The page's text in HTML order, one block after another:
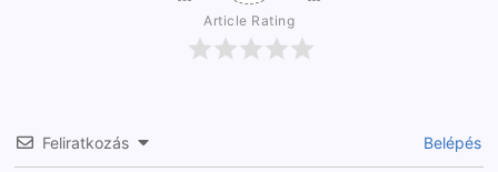
Article Rating
Feliratkozás Belépés